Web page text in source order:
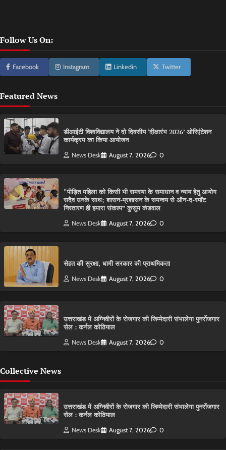
Follow Us On:
Facebook Instagram Linkedin Twitter
Featured News
डीआईटी विश्वविद्यालय ने दो दिवसीय ‘दीक्षारंभ 2026’ ओरिएंटेशन
कार्यक्रम का किया आयोजन
News Desk August 7, 2026 0
“पीड़ित महिला को किसी भी समस्या के समाधान व न्याय हेतु आयोग
सदैव उनके साथ; शासन-प्रशासन के समन्वय से ऑन-द-स्पॉट
निस्तारण ही हमारा संकल्प” कुसुम कंडवाल
News Desk August 7, 2026 0
सेहत की सुरक्षा, धामी सरकार की प्राथमिकता
News Desk August 7, 2026 0
उत्तराखंड में अग्निवीरों के रोजगार की जिम्मेदारी संभालेगा पुनर्रोजगार
सेल : कर्नल कोठियाल
News Desk August 7, 2026 0
Collective News
उत्तराखंड में अग्निवीरों के रोजगार की जिम्मेदारी संभालेगा पुनर्रोजगार
सेल : कर्नल कोठियाल
News Desk August 7, 2026 0